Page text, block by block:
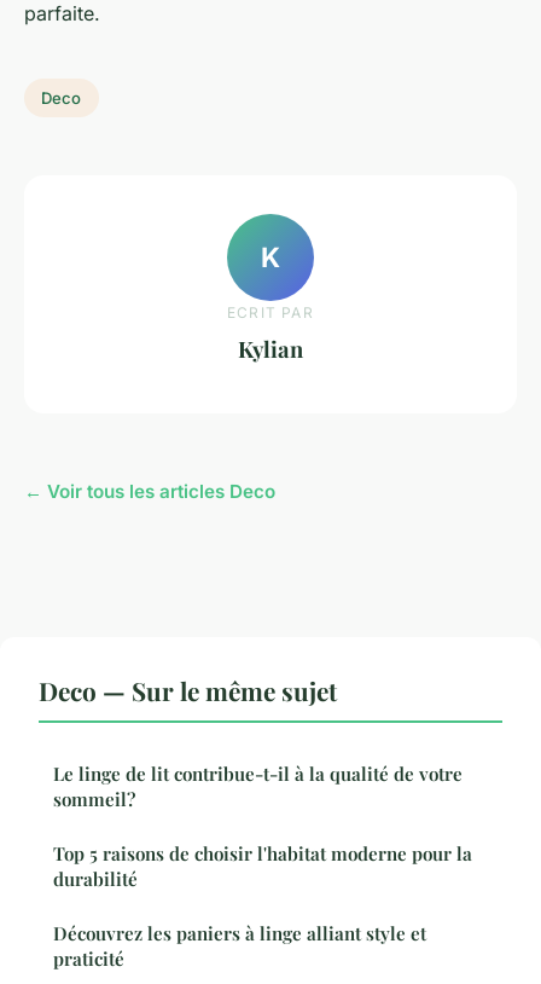
parfaite.
Deco
K
ECRIT PAR
Kylian
← Voir tous les articles Deco
Deco — Sur le même sujet
Le linge de lit contribue-t-il à la qualité de votre
sommeil?
Top 5 raisons de choisir l'habitat moderne pour la
durabilité
Découvrez les paniers à linge alliant style et
praticité